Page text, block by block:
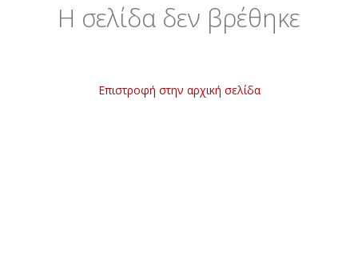
Η σελίδα δεν βρέθηκε
Επιστροφή στην αρχική σελίδα